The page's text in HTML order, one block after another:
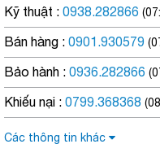
Kỹ thuật : 0938.282866
Bán hàng : 0901.930579
Bảo hành : 0936.282866
Khiếu nại : 0799.368368
Các thông tin khác